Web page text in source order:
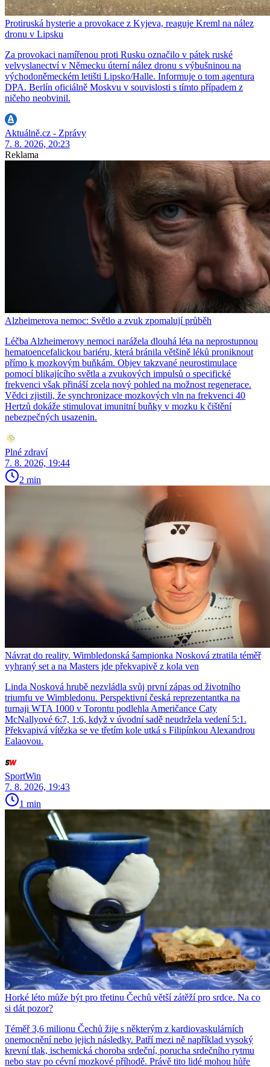
Protiruská hysterie a provokace z Kyjeva, reaguje Kreml na nález
dronu v Lipsku
Za provokaci namířenou proti Rusku označilo v pátek ruské
velvyslanectví v Německu úterní nález dronu s výbušninou na
východoněmeckém letišti Lipsko/Halle. Informuje o tom agentura
DPA. Berlín oficiálně Moskvu v souvislosti s tímto případem z
ničeho neobvinil.
Aktuálně.cz - Zprávy
7. 8. 2026, 20:23
Reklama
Alzheimerova nemoc: Světlo a zvuk zpomalují průběh
Léčba Alzheimerovy nemoci narážela dlouhá léta na neprostupnou
hematoencefalickou bariéru, která bránila většině léků proniknout
přímo k mozkovým buňkám. Objev takzvané neurostimulace
pomocí blikajícího světla a zvukových impulsů o specifické
frekvenci však přináší zcela nový pohled na možnost regenerace.
Vědci zjistili, že synchronizace mozkových vln na frekvenci 40
Hertzů dokáže stimulovat imunitní buňky v mozku k čištění
nebezpečných usazenin.
Plné zdraví
7. 8. 2026, 19:44
2 min
Návrat do reality. Wimbledonská šampionka Nosková ztratila téměř
vyhraný set a na Masters jde překvapivě z kola ven
Linda Nosková hrubě nezvládla svůj první zápas od životního
triumfu ve Wimbledonu. Perspektivní česká reprezentantka na
turnaji WTA 1000 v Torontu podlehla Američance Caty
McNallyové 6:7, 1:6, když v úvodní sadě neudržela vedení 5:1.
Překvapivá vítězka se ve třetím kole utká s Filipínkou Alexandrou
Ealaovou.
SportWin
7. 8. 2026, 19:43
1 min
Horké léto může být pro třetinu Čechů větší zátěží pro srdce. Na co
si dát pozor?
Téměř 3,6 milionu Čechů žije s některým z kardiovaskulárních
onemocnění nebo jejich následky. Patří mezi ně například vysoký
krevní tlak, ischemická choroba srdeční, porucha srdečního rytmu
nebo stav po cévní mozkové příhodě. Právě tito lidé mohou hůře